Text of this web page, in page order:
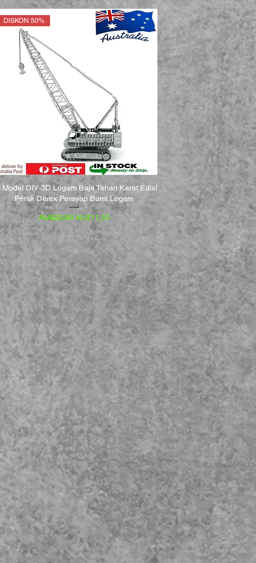
DISKON 50%
Model DIY 3D Logam Baja Tahan Karat Edisi
Perak Derek Perayap Bumi Logam
Harga Reguler
AU$22,99 Harga Promosi
AU$11,50